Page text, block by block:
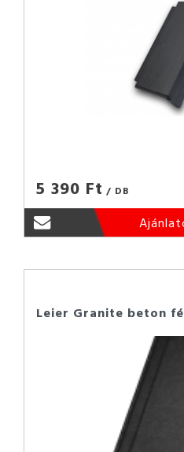
5 390 Ft / DB
Leier Granite beton